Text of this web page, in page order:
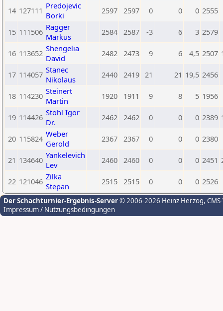
14 127111 Predojevic
Borki
2597 2597 0 0 0 2555
15 111506 Ragger
Markus
2584 2587 -3 6 3 2579
16 113652 Shengelia
David
2482 2473 9 6 4,5 2507
17 114057 Stanec
Nikolaus
2440 2419 21 21 19,5 2456
18 114230 Steinert
Martin
1920 1911 9 8 5 1956
19 114426 Stohl Igor
Dr.
2462 2462 0 0 0 2389
20 115824 Weber
Gerold
2367 2367 0 0 0 2380
21 134640 Yankelevich
Lev
2460 2460 0 0 0 2451
22 121046 Zilka
Stepan
2515 2515 0 0 0 2526
Der Schachturnier-Ergebnis-Server© 2006-2026 Heinz Herzog,
Impressum / Nutzungsbedingungen